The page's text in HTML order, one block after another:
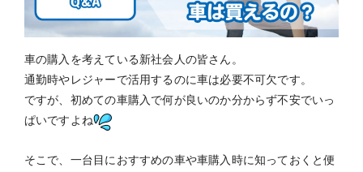
車の購入を考えている新社会人の皆さん。
通勤時やレジャーで活用するのに車は必要不可欠です。
ですが、初めての車購入で何が良いのか分からず不安でいっ
ぱいですよね
そこで、一台目におすすめの車や車購入時に知っておくと便